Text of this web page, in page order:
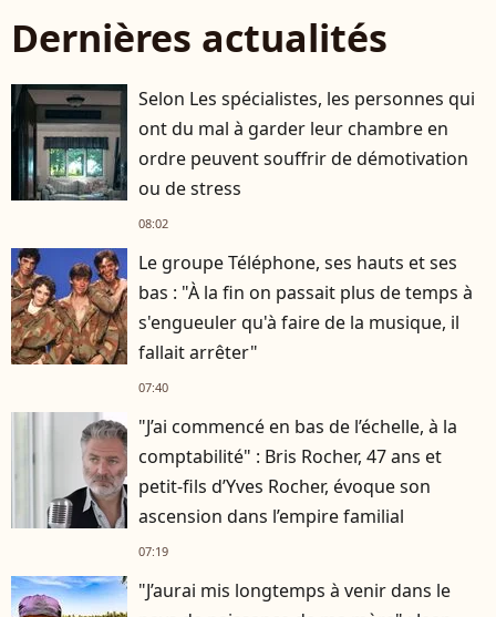
Dernières actualités
Selon Les spécialistes, les personnes qui
ont du mal à garder leur chambre en
ordre peuvent souffrir de démotivation
ou de stress
08:02
Le groupe Téléphone, ses hauts et ses
bas : "À la fin on passait plus de temps à
s'engueuler qu'à faire de la musique, il
fallait arrêter"
07:40
"J’ai commencé en bas de l’échelle, à la
comptabilité" : Bris Rocher, 47 ans et
petit-fils d’Yves Rocher, évoque son
ascension dans l’empire familial
07:19
"J’aurai mis longtemps à venir dans le